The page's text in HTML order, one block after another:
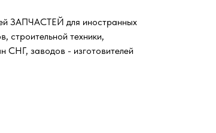
ЗАПЧАСТЕЙ для иностранных
строительной техники,
СНГ, заводов - изготовителей